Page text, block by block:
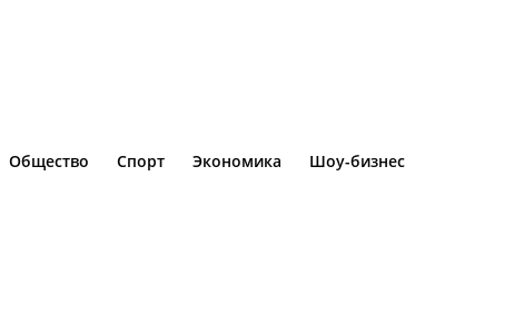
Общество Спорт Экономика Шоу-бизнес